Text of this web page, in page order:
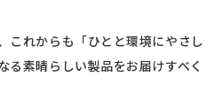
これからも「ひとと環境にやさし
る素晴らしい製品をお届けすべく